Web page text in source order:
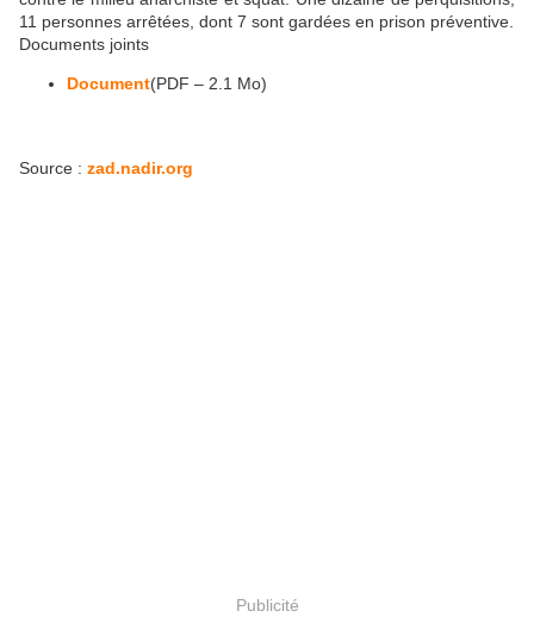
11 personnes arrêtées, dont 7 sont gardées en prison préventive.
Documents joints
Document(PDF – 2.1 Mo)
Source : zad.nadir.org
Publicité